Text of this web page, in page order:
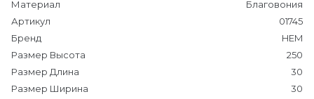
Материал
Благовония
Артикул
01745
Бренд
HEM
Размер Высота
250
Размер Длина
30
Размер Ширина
30